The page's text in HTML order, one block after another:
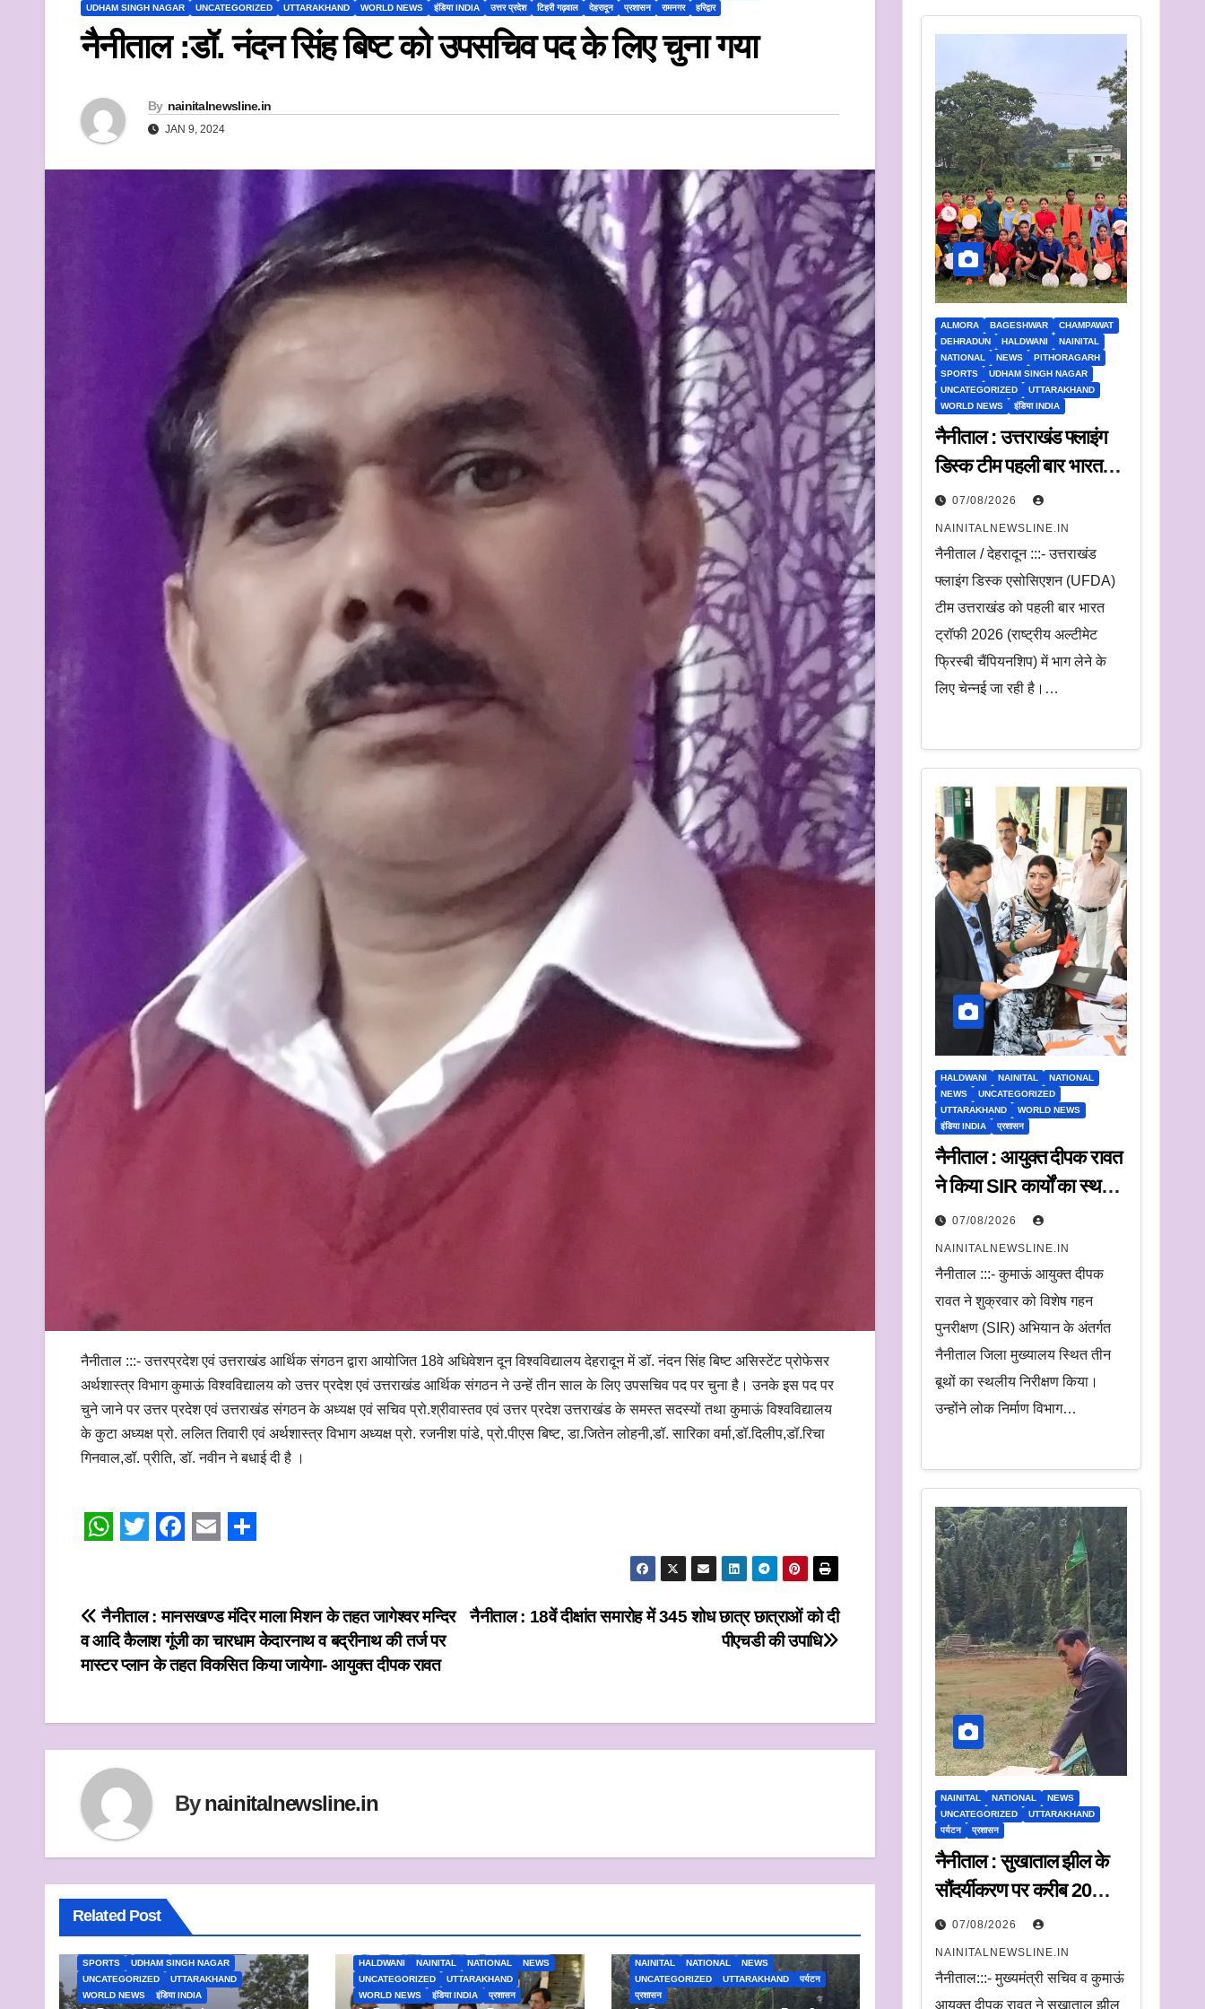
UDHAM SINGH NAGAR
UNCATEGORIZED UTTARAKHAND WORLD NEWS इंडिया INDIA उत्तर प्रदेश टिहरी गढ़वाल देहरादून प्रशासन रामनगर हरिद्वार
नैनीताल :डॉ. नंदन सिंह बिष्ट को उपसचिव पद के लिए चुना गया
By nainitalnewsline.in
JAN 9, 2024
नैनीताल :::- उत्तरप्रदेश एवं उत्तराखंड आर्थिक संगठन द्वारा आयोजित 18वे अधिवेशन दून विश्वविद्यालय देहरादून में डॉ. नंदन सिंह बिष्ट असिस्टेंट प्रोफेसर
अर्थशास्त्र विभाग कुमाऊं विश्वविद्यालय को उत्तर प्रदेश एवं उत्तराखंड आर्थिक संगठन ने उन्हें तीन साल के लिए उपसचिव पद पर चुना है। उनके इस पद पर
चुने जाने पर उत्तर प्रदेश एवं उत्तराखंड संगठन के अध्यक्ष एवं सचिव प्रो.श्रीवास्तव एवं उत्तर प्रदेश उत्तराखंड के समस्त सदस्यों तथा कुमाऊं विश्वविद्यालय
के कुटा अध्यक्ष प्रो. ललित तिवारी एवं अर्थशास्त्र विभाग अध्यक्ष प्रो. रजनीश पांडे, प्रो.पीएस बिष्ट, डा.जितेन लोहनी,डॉ. सारिका वर्मा,डॉ.दिलीप,डॉ.रिचा
गिनवाल,डॉ. प्रीति, डॉ. नवीन ने बधाई दी है ।
a
t
s
p
p
i
t
t
r
c
e
b
o
k
a
i
l
a
r
e
Post
navigation
नैनीताल : 18वें दीक्षांत समारोह में 345 शोध छात्र छात्राओं को दी
पीएचडी की उपाधि
नैनीताल : मानसखण्ड मंदिर माला मिशन के तहत जागेश्वर मन्दिर
व आदि कैलाश गूंजी का चारधाम केेदारनाथ व बद्रीनाथ की तर्ज पर
मास्टर प्लान के तहत विकसित किया जायेगा- आयुक्त दीपक रावत
Bynainitalnewsline.in
Related Post
ALMORA BAGESHWAR
HALDWANI
SPORTS
UDHAM SINGH NAGAR
UNCATEGORIZED
UTTARAKHAND
WORLD NEWS
इंडिया INDIA
HALDWANI NAINITAL NATIONAL
NEWS
UNCATEGORIZED
UTTARAKHAND
WORLD NEWS
इंडिया INDIA प्रशासन
NAINITAL NATIONAL
NEWS
UNCATEGORIZED
UTTARAKHAND
पर्यटन
प्रशासन
ALMORA BAGESHWAR
CHAMPAWAT
DEHRADUN
HALDWANI
NAINITAL
NATIONAL
NEWS
PITHORAGARH
SPORTS
UDHAM SINGH NAGAR
UNCATEGORIZED
UTTARAKHAND
WORLD NEWS
इंडिया INDIA
नैनीताल : उत्तराखंड फ्लाइंग
डिस्क टीम पहली बार भारत
ट्रॉफी में करेगी प्रतिभाग
07/08/2026
NAINITALNEWSLINE.IN
नैनीताल / देहरादून :::- उत्तराखंड
फ्लाइंग डिस्क एसोसिएशन (UFDA)
टीम उत्तराखंड को पहली बार भारत
ट्रॉफी 2026 (राष्ट्रीय अल्टीमेट
फ्रिस्बी चैंपियनशिप) में भाग लेने के
लिए चेन्नई जा रही है।…
HALDWANI NAINITAL
NATIONAL
NEWS
UNCATEGORIZED
UTTARAKHAND
WORLD NEWS
इंडिया INDIA
प्रशासन
नैनीताल : आयुक्त दीपक रावत
ने किया SIR कार्यों का स्थलीय
निरीक्षण.
अधिकारियों को दिए समयबद्ध
निस्तारण और पारदर्शिता के
निर्देश
07/08/2026
NAINITALNEWSLINE.IN
नैनीताल :::- कुमाऊं आयुक्त दीपक
रावत ने शुक्रवार को विशेष गहन
पुनरीक्षण (SIR) अभियान के अंतर्गत
नैनीताल जिला मुख्यालय स्थित तीन
बूथों का स्थलीय निरीक्षण किया।
उन्होंने लोक निर्माण विभाग…
NAINITAL NATIONAL
NEWS
UNCATEGORIZED
UTTARAKHAND
पर्यटन
प्रशासन
नैनीताल : सुखाताल झील के
सौंदर्यीकरण पर करीब 20
करोड़ रुपये खर्च, संचालन के
लिए संस्था का चयन जल्द
07/08/2026
NAINITALNEWSLINE.IN
नैनीताल:::- मुख्यमंत्री सचिव व कुमाऊं
आयुक्त दीपक रावत ने सूखाताल झील